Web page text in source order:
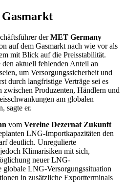
derMET Germany
auf dem Gasmarkt nach wie vor als
mit Blick auf die Preisstabilität.
den aktuell fehlenden Anteil an
um Versorgungssicherheit und
durch langfristige Verträge sei es
zwischen Produzenten, Händlern und
am globalen
sagte er.
vom Vereine Dezernat Zukunft
LNG-Importkapazitäten den
deutlich. Unregulierte
Klimarisiken mit sich,
neuerLNG-
globale LNG-Versorgungssituation
in zusätzliche Exportterminals